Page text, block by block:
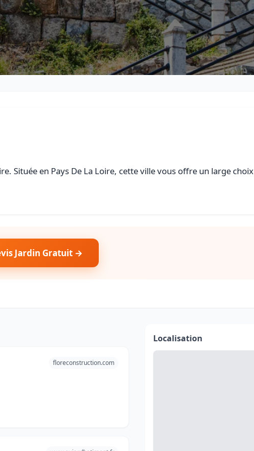
Située en Pays De La Loire, cette ville vous offre un large choix
Jardin Gratuit →
floreconstruction.com
Localisation